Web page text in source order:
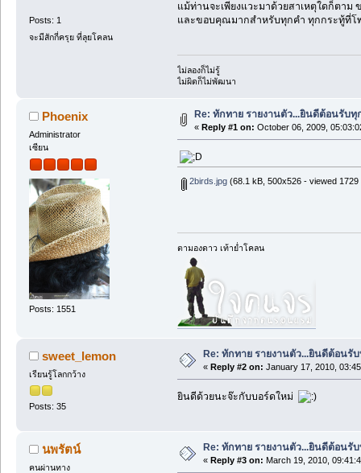
Posts: 1
จะมีสักกี่ครุย ที่ลุยโคลน
แม้ท่านจะเพียงแวะมาด้วยสาเหตุใดก็ตาม
และขอบคุณมากสำหรับทุกคำ ทุกกระทู้ที่โ
ไม่ลองก็ไม่รู้
ไม่ผิดก็ไม่พัฒนา
Phoenix
Administrator
เซียน
Posts: 1551
Re: ทักทาย รายงานตัว...ยินดีต้อนรับทุ
« Reply #1 on: October 06, 2009,
2birds.jpg(68.1 kB, 500x526 - viewed 1729
ตามองดาว เท้าย่ำโคลน
sweet_lemon
เรียนรู้โลกกว้าง
Posts: 35
Re: ทักทาย รายงานตัว...ยินดีต้อนรั
« Reply #2 on: January 17, 2010,
ยินดีด้วยนะจ๊ะกับบอร์ดใหม่
นพรัตน์
คนผ่านทาง
Re: ทักทาย รายงานตัว...ยินดีต้อนรั
« Reply #3 on: March 19, 2010,